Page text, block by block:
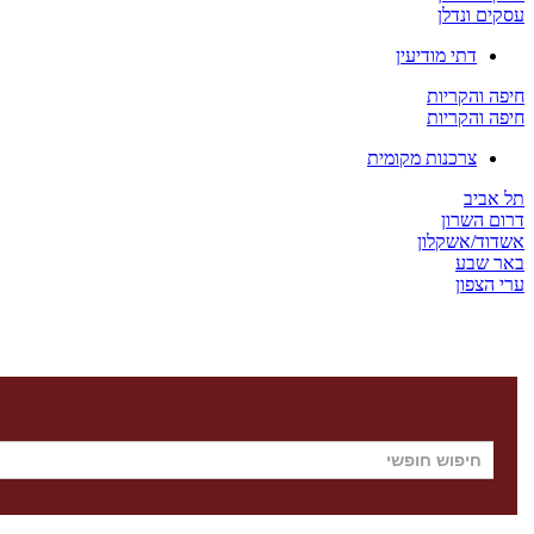
עסקים ונדלן
דתי מודיעין
חיפה והקריות
חיפה והקריות
צרכנות מקומית
תל אביב
דרום השרון
אשדוד/אשקלון
באר שבע
ערי הצפון